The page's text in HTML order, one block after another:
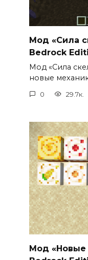
Мод «Сила
Bedrock
Мод «Сила
новые
0 29.7к.
Мод «Новые